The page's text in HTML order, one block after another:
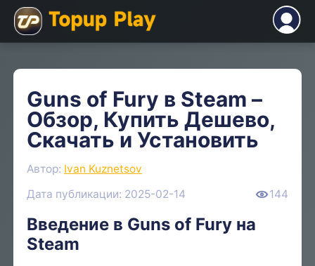
Guns of Fury в Steam –
Обзор, Купить Дешево,
Скачать и Установить
Автор: Ivan Kuznetsov
Дата публикации: 2025-02-14
144
Введение в Guns of Fury на
Steam